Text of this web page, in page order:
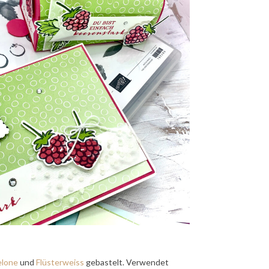
und Flüsterweiss gebastelt. Verwendet